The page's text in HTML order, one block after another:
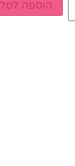
הוספה לסל